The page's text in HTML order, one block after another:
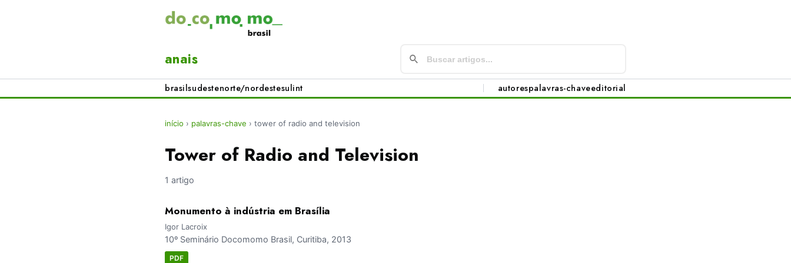
anais
brasilsudestenorte/nordestesulint autorespalavras-chaveeditorial
início › palavras-chave › tower of radio and television
Tower of Radio and Television
1 artigo
Monumento à indústria em Brasília
Igor Lacroix
10º Seminário Docomomo Brasil, Curitiba, 2013
PDF